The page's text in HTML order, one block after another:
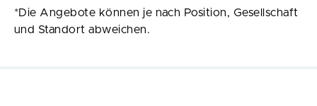
*Die Angebote können je nach Position, Gesellschaft
und Standort abweichen.